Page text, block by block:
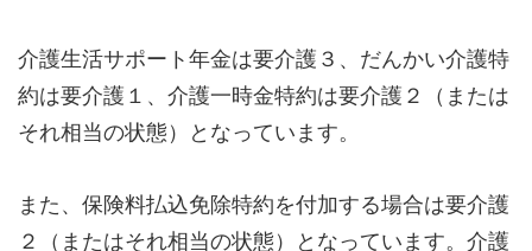
介護生活サポート年金は要介護３、だんかい介護特
約は要介護１、介護一時金特約は要介護２（または
それ相当の状態）となっています。
また、保険料払込免除特約を付加する場合は要介護
２（またはそれ相当の状態）となっています。介護